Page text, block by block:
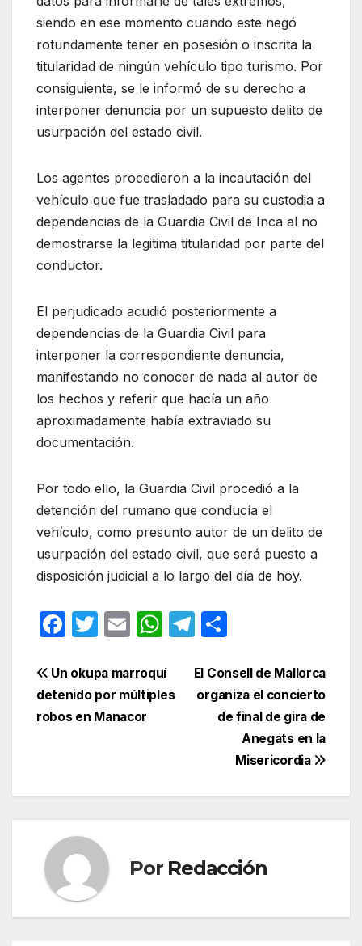
siendo en ese momento cuando este negó
rotundamente tener en posesión o inscrita la
titularidad de ningún vehículo tipo turismo. Por
consiguiente, se le informó de su derecho a
interponer denuncia por un supuesto delito de
usurpación del estado civil.
Los agentes procedieron a la incautación del
vehículo que fue trasladado para su custodia a
dependencias de la Guardia Civil de Inca al no
demostrarse la legitima titularidad por parte del
conductor.
El perjudicado acudió posteriormente a
dependencias de la Guardia Civil para
interponer la correspondiente denuncia,
manifestando no conocer de nada al autor de
los hechos y referir que hacía un año
aproximadamente había extraviado su
documentación.
Por todo ello, la Guardia Civil procedió a la
detención del rumano que conducía el
vehículo, como presunto autor de un delito de
usurpación del estado civil, que será puesto a
disposición judicial a lo largo del día de hoy.
F
c
e
b
k
T
itt
er
E
ail
W
at
s
T
e
gr
m
p
ar
tir
Navegación
de
El Consell de Mallorca
organiza el concierto
de final de gira de
Anegats en la
Misericordia
Un okupa marroquí
detenido por múltiples
robos en Manacor
Por Redacción